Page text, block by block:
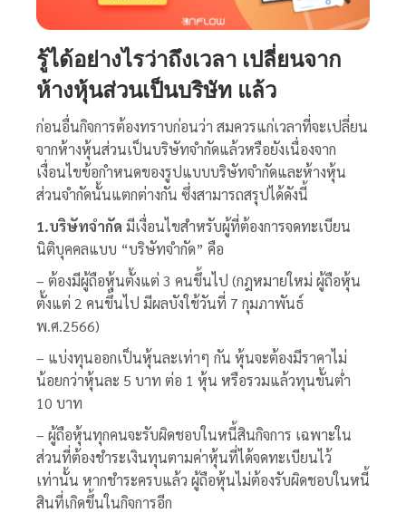
รู้ได้อย่างไรว่าถึงเวลา เปลี่ยนจาก
ห้างหุ้นส่วนเป็นบริษัท แล้ว
ก่อนอื่นกิจการต้องทราบก่อนว่า สมควรแก่เวลาที่จะเปลี่ยน
จากห้างหุ้นส่วนเป็นบริษัทจำกัดแล้วหรือยังเนื่องจาก
เงื่อนไขข้อกำหนดของรูปแบบบริษัทจำกัดและห้างหุ้น
ส่วนจำกัดนั้นแตกต่างกัน ซึ่งสามารถสรุปได้ดังนี้
1.บริษัทจำกัด มีเงื่อนไขสำหรับผู้ที่ต้องการจดทะเบียน
นิติบุคคลแบบ “บริษัทจำกัด” คือ
– ต้องมีผู้ถือหุ้นตั้งแต่ 3 คนขึ้นไป (กฎหมายใหม่ ผู้ถือหุ้น
ตั้งแต่ 2 คนขึ้นไป มีผลบังใช้วันที่ 7 กุมภาพันธ์
พ.ศ.2566)
– แบ่งทุนออกเป็นหุ้นละเท่าๆ กัน หุ้นจะต้องมีราคาไม่
น้อยกว่าหุ้นละ 5 บาท ต่อ 1 หุ้น หรือรวมแล้วทุนขั้นต่ำ
10 บาท
– ผู้ถือหุ้นทุกคนจะรับผิดชอบในหนี้สินกิจการ เฉพาะใน
ส่วนที่ต้องชำระเงินทุนตามค่าหุ้นที่ได้จดทะเบียนไว้
เท่านั้น หากชำระครบแล้ว ผู้ถือหุ้นไม่ต้องรับผิดชอบในหนี้
สินที่เกิดขึ้นในกิจการอีก